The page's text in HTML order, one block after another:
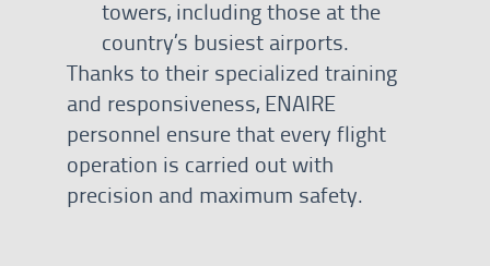
towers, including those at the
country’s busiest airports.
Thanks to their specialized training
and responsiveness, ENAIRE
personnel ensure that every flight
operation is carried out with
precision and maximum safety.